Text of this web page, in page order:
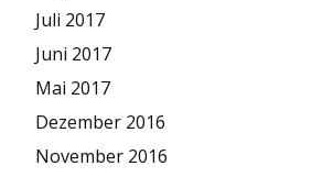
Juli 2017
Juni 2017
Mai 2017
Dezember 2016
November 2016